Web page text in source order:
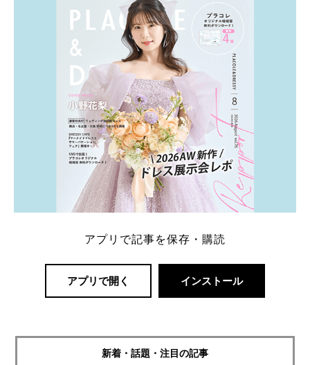
アプリで記事を保存・購読
アプリで開く インストール
新着・話題・注目の記事